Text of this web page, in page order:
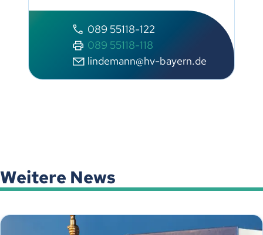
089 55118-122
089 55118-118
lindemann@hv-bayern.de
Weitere News